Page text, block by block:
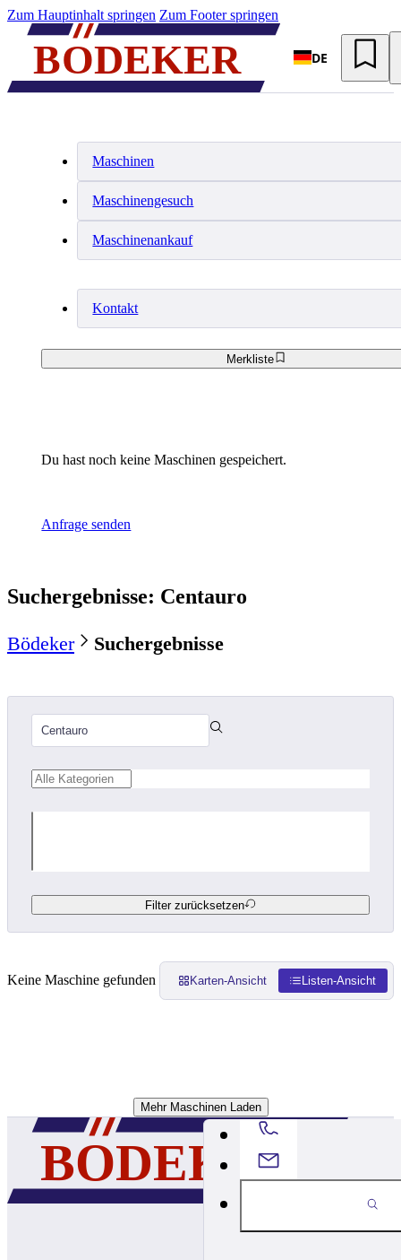
Zum Hauptinhalt springen Zum Footer springen
DE
Maschinen
Maschinengesuch
Maschinenankauf
Kontakt
Merkliste
Du hast noch keine Maschinen gespeichert.
Anfrage senden
Suchergebnisse: Centauro
Bödeker Suchergebnisse
Filter zurücksetzen
Keine Maschine gefunden Karten-Ansicht Listen-Ansicht
Mehr Maschinen Laden